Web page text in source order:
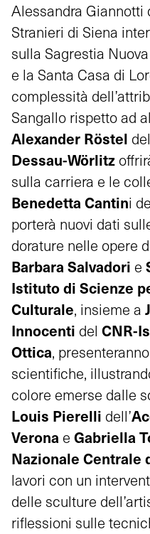
Alessandra Giannotti
Stranieri di Siena
sulla Sagrestia
e la Santa Casa di
complessità
Sangallo rispetto ad
Alexander Röstel
Dessau-Wörlitz
sulla carriera e le
Benedetta Cantini
porterà nuovi dati
dorature nelle opere
Barbara Salvadori e
Istituto di Scienze
Culturale, insieme a
Innocenti del CNR-
Ottica,
scientifiche,
colore emerse dalle
Louis Pierelli dell’
Verona e Gabriella
Nazionale Centrale
lavori con un
delle sculture
riflessioni sulle